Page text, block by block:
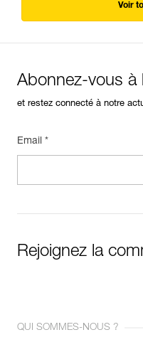
Voir
Abonnez-vous à
et restez connecté à notre
Email *
Rejoignez la
QUI SOMMES-NOUS ?